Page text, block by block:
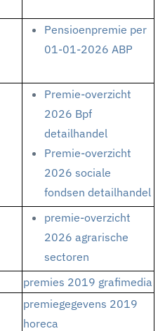
Pensioenpremie per
01-01-2026 ABP
Premie-overzicht
2026 Bpf
detailhandel
Premie-overzicht
2026 sociale
fondsen detailhandel
premie-overzicht
2026 agrarische
sectoren
premies 2019 grafimedia
premiegegevens 2019
horeca